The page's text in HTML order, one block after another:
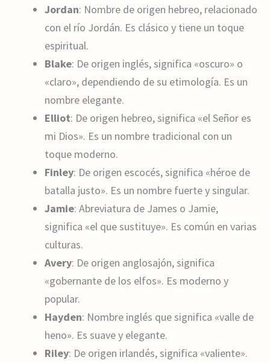
Jordan: Nombre de origen hebreo, relacionado
con el río Jordán. Es clásico y tiene un toque
espiritual.
Blake: De origen inglés, significa «oscuro» o
«claro», dependiendo de su etimología. Es un
nombre elegante.
Elliot: De origen hebreo, significa «el Señor es
mi Dios». Es un nombre tradicional con un
toque moderno.
Finley: De origen escocés, significa «héroe de
batalla justo». Es un nombre fuerte y singular.
Jamie: Abreviatura de James o Jamie,
significa «el que sustituye». Es común en varias
culturas.
Avery: De origen anglosajón, significa
«gobernante de los elfos». Es moderno y
popular.
Hayden: Nombre inglés que significa «valle de
heno». Es suave y elegante.
Riley: De origen irlandés, significa «valiente».